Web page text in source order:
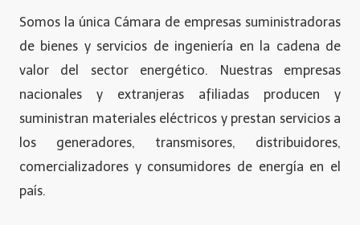
Somos la única Cámara de empresas suministradoras
de bienes y servicios de ingeniería en la cadena de
valor del sector energético. Nuestras empresas
nacionales y extranjeras afiliadas producen y
suministran materiales eléctricos y prestan servicios a
los generadores, transmisores, distribuidores,
comercializadores y consumidores de energía en el
país.